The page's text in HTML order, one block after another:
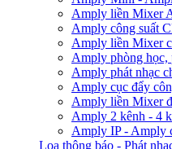
Amply liền Mixer
Amply công suất
Amply liền Mixer
Amply phòng học,
Amply phát nhạc
Amply cục đẩy
Amply liền Mixer
Amply 2 kênh - 4
Amply IP - Amply
Loa thông báo - Phát